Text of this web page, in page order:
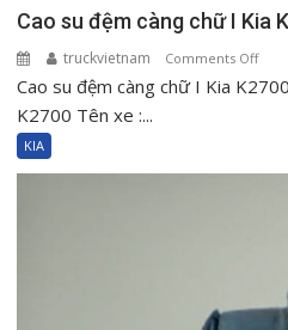
Cao su đệm càng chữ I Kia
truckvietnam Comments Offon
Cao
K190
Cao su đệm càng chữ I Kia
K2700 Tên xe :...
KIA